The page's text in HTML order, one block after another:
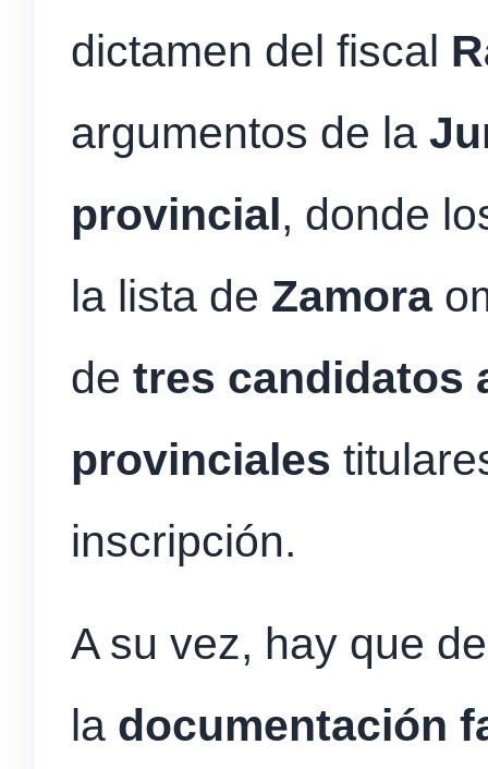
dictamen del fiscal
argumentos de la
provincial, donde
la lista de Zamora
de tres candidatos
provinciales
inscripción.
A su vez, hay que
la documentación